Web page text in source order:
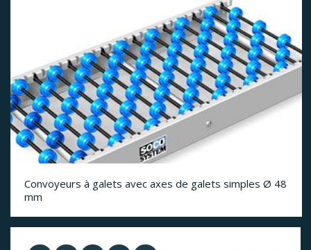
Convoyeurs à galets avec axes de galets simples Ø 48
mm